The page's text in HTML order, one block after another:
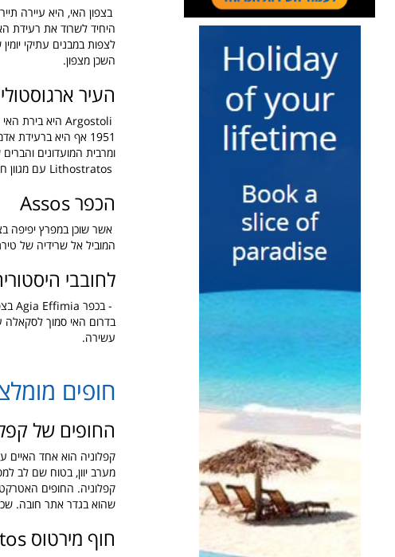
בצפון האי, היא עיירה
לצפות במבנים עתיקי
השכן מצפון.
העיר ארגוסטולי
היא בירת
1951 אף היא ברעידת אדמה. בארגוסטולי יש 2 מוזיאונים: המוזיאון הארכיאולוגי ומוזיאון הפולקלור.
ומרבית המועדונים
Lithostratos עם מגוון
הכפר Assos
אשר שוכן במפרץ יפיפה
המוביל אל שרידיה של
לחובבי
בדרום האי סמוך לסקאלה
עשירה.
חופים
החופים של
קפלוניה הוא אחד האיים
מערב יוון, בטוח שם לב
קפלוניה.
שהוא בגדר אתר חובה.
חוף מירטוס Myrtos